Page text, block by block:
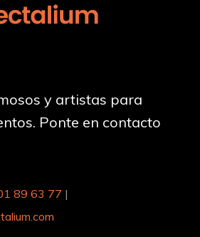
y artistas para
Ponte en contacto
89 63 77 |